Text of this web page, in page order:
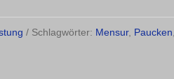
Schlagwörter: Mensur, Paucken